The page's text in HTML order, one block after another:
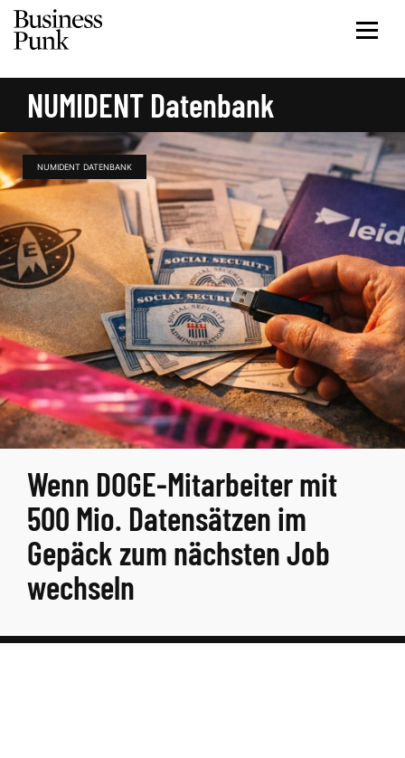
NUMIDENT Datenbank
NUMIDENT DATENBANK
Wenn DOGE-Mitarbeiter mit
500 Mio. Datensätzen im
Gepäck zum nächsten Job
wechseln